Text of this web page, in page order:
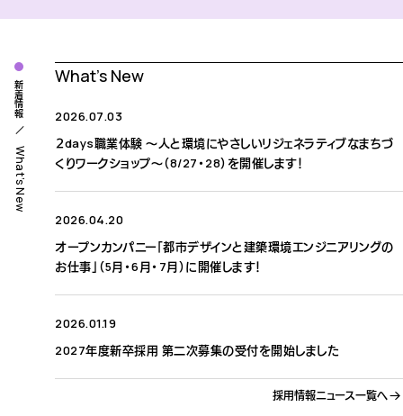
新着情報
What’s New
What’s New
2026.07.03
２days職業体験 ～人と環境にやさしいリジェネラティブなまちづ
くりワークショップ～（8/27・28）を開催します！
2026.04.20
オープンカンパニー「都市デザインと建築環境エンジニアリングの
お仕事」（5月・6月・7月）に開催します！
2026.01.19
2027年度新卒採用 第二次募集の受付を開始しました
採用情報ニュース一覧へ